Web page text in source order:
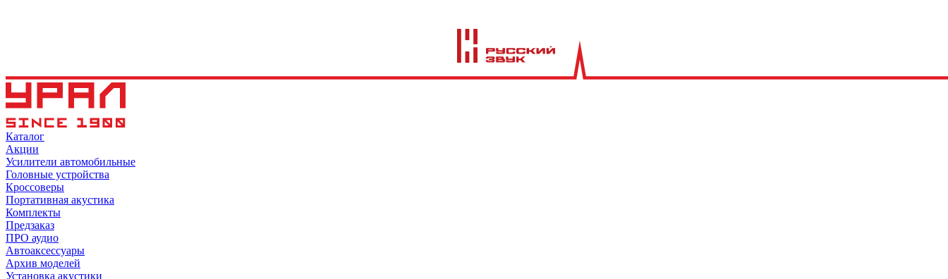
Каталог
Акции
Усилители автомобильные
Головные устройства
Кроссоверы
Портативная акустика
Комплекты
Предзаказ
ПРО аудио
Автоаксессуары
Архив моделей
Установка акустики